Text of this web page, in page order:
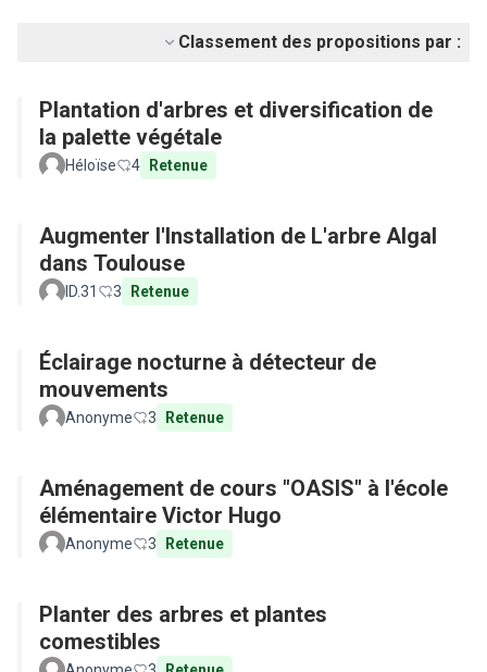
Classement des propositions par :
Plantation d'arbres et diversification de
la palette végétale
Héloïse 4 Retenue
Augmenter l'Installation de L'arbre Algal
dans Toulouse
ID.31 3 Retenue
Éclairage nocturne à détecteur de
mouvements
Anonyme 3 Retenue
Aménagement de cours "OASIS" à l'école
élémentaire Victor Hugo
Anonyme 3 Retenue
Planter des arbres et plantes
comestibles